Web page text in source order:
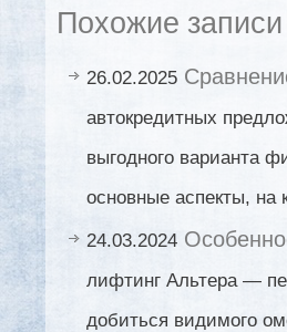
Похожие записи
26.02.2025
автокредитных
выгодного варианта
основные аспекты, на
24.03.2024
лифтинг Альтера —
добиться видимого